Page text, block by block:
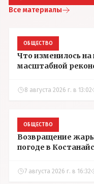
Все материалы
ОБЩЕСТВО
Что изменилось на
масштабной
8 августа 2026 г. в 13:02
ОБЩЕСТВО
Возвращение
погоде в
7 августа 2026 г. в 16:32